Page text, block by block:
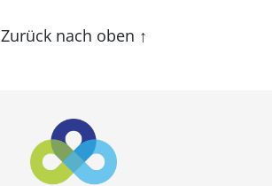
Zurück nach oben ↑